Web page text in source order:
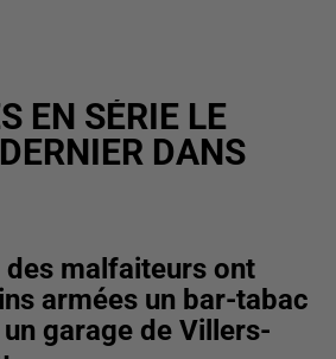
EN SÉRIE LE
DANS
des malfaiteurs ont
armées un bar-tabac
garage de Villers-